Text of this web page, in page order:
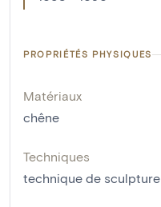
PROPRIÉTÉS PHYSIQUES
Matériaux
chêne
Techniques
technique de sculpture